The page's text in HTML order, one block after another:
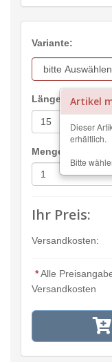
Variante:
Artikel
Dieser
erhältlich.
Bitte
Länge:
Menge:
Ihr Preis:
Versandkosten:
*Alle
Versandkosten